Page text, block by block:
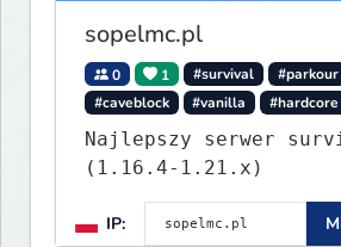
sopelmc.pl
0 1 #survival #parkour
#caveblock
#vanilla #hardcore
Najlepszy serwer
(1.16.4-1.21.x)
IP: